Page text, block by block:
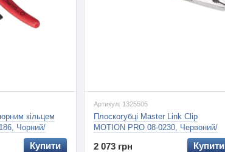
кільцем
Чорний/
Купити
Артикул: 1325505
Плоскогубці Master Link Clip
MOTION PRO 08-0230, Червоний/
2 073 грн Купити